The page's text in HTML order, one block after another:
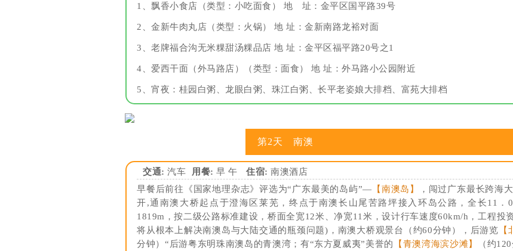
1、飘香小食店（类型：小吃面食） 地 址：金平区国平路39号
2、金新牛肉丸店（类型：火锅） 地 址：金新南路龙裕对面
3、老牌福合沟无米粿甜汤粿品店 地 址：金平区福平路20号之1
4、爱西干面（外马路店）（类型：面食） 地 址：外马路小公园附近
5、宵夜：桂园白粥、龙眼白粥、珠江白粥、长平老姿娘大排档、富苑大排档
第2天 南澳
交通: 汽车 用餐: 早 午 住宿: 南澳酒店
早餐后前往《国家地理杂志》评选为“广东最美的岛屿”— 【南澳岛】
，闯过广东最长跨海
开,通南澳大桥起点于澄海区莱芜，终点于南澳长山尾苦路坪接入环岛公路，全长11．
1819m，按二级公路标准建设，桥面全宽12米、净宽11米，设计行车速度60km/h，工程投
将从根本上解决南澳岛与大陆交通的瓶颈问题)，南澳大桥观景台（约60分钟），后游览
分钟）“后游粤东明珠南澳岛的青澳湾；有“东方夏威夷”美誉的
【青澳湾海滨沙滩】
（约